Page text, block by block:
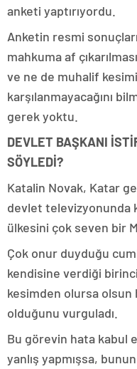
anketi yaptırıyordu.
Anketin resmi
mahkuma af
ve ne de muhalif
karşılanmayacağını
gerek yoktu.
DEVLET BAŞKANI
SÖYLEDİ?
Katalin Novak, Katar
devlet televizyonunda
ülkesini çok seven bir
Çok onur duyduğu
kendisine verdiği
kesimden olursa
olduğunu vurguladı.
Bu görevin hata kabul
yanlış yapmışsa,